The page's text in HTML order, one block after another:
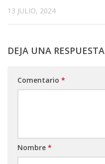
13 JULIO, 2024
DEJA UNA RESPUESTA
Comentario *
Nombre *